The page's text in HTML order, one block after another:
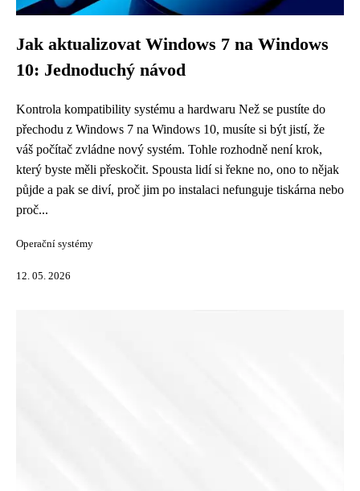
Jak aktualizovat Windows 7 na Windows
10: Jednoduchý návod
Kontrola kompatibility systému a hardwaru Než se pustíte do
přechodu z Windows 7 na Windows 10, musíte si být jistí, že
váš počítač zvládne nový systém. Tohle rozhodně není krok,
který byste měli přeskočit. Spousta lidí si řekne no, ono to nějak
půjde a pak se diví, proč jim po instalaci nefunguje tiskárna nebo
proč...
Operační systémy
12. 05. 2026